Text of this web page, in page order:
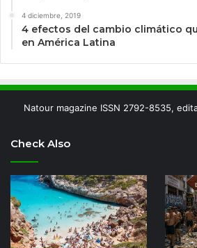
4 diciembre, 2019
4 efectos del cambio climático
en América Latina
Natour magazine ISSN 2792-8535,
Check Also